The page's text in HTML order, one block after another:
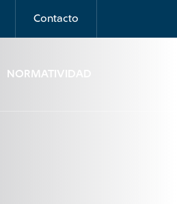
Contacto
NORMATIVIDAD